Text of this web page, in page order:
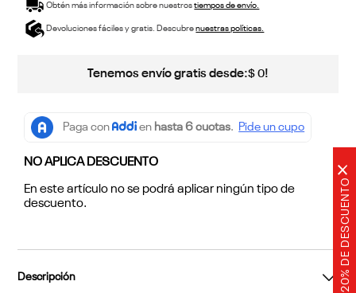
20% DE DESCUENTO
×
Obtén más información sobre nuestrostiempos de envío.
Devoluciones fáciles y gratis. Descubrenuestras políticas.
Tenemos envío gratis desde:$ 0!
NO APLICA DESCUENTO
En este artículo no se podrá aplicar ningún tipo de
descuento.
Descripción